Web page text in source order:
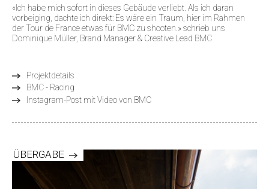
«Ich habe mich sofort in dieses Gebäude verliebt. Als ich daran
vorbeiging, dachte ich direkt: Es wäre ein Traum, hier im Rahmen
der Tour de France etwas für BMC zu shooten.» schrieb uns
Dominique Müller, Brand Manager & Creative Lead BMC
Projektdetails
BMC - Racing
Instagram-Post mit Video von BMC
ÜBERGABE